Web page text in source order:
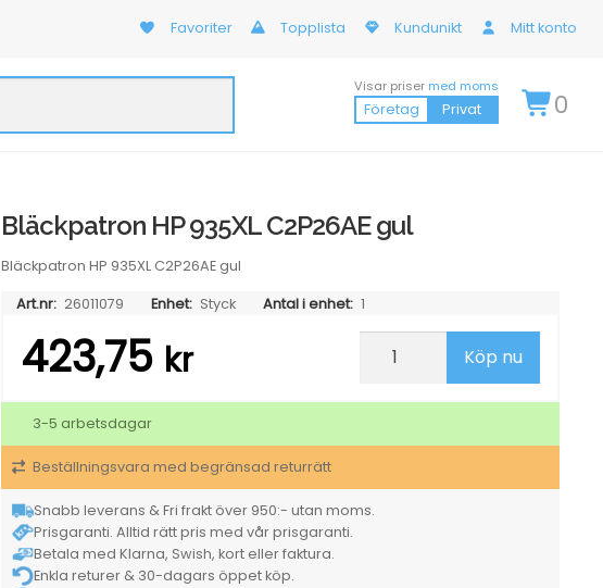
Favoriter Topplista Kundunikt Mitt konto
Visar priser med moms
Företag Privat 0
Bläckpatron HP 935XL C2P26AE gul
Bläckpatron HP 935XL C2P26AE gul
Art.nr: 26011079 Enhet: Styck Antal i enhet: 1
423,75 kr
Bläckpatron
C2P26AE
mängd
Köp nu
3-5 arbetsdagar
Beställningsvara med begränsad returrätt
Snabb leverans & Fri frakt över 950:- utan moms.
Prisgaranti. Alltid rätt pris med vår prisgaranti.
Betala med Klarna, Swish, kort eller faktura.
Enkla returer & 30-dagars öppet köp.